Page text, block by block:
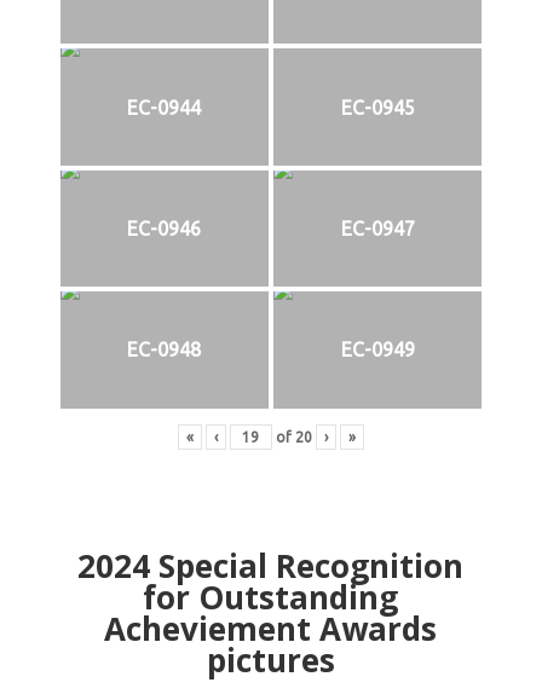
EC-0944 EC-0945
EC-0946 EC-0947
EC-0948 EC-0949
« ‹ of 20 › »
2024 Special Recognition
for Outstanding
Acheviement Awards
pictures